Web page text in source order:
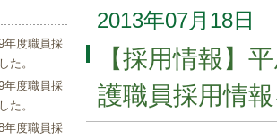
2013年07月18日
【採用情報】
護職員採用情
年度職員採
た。
年度職員採
た。
年度職員採